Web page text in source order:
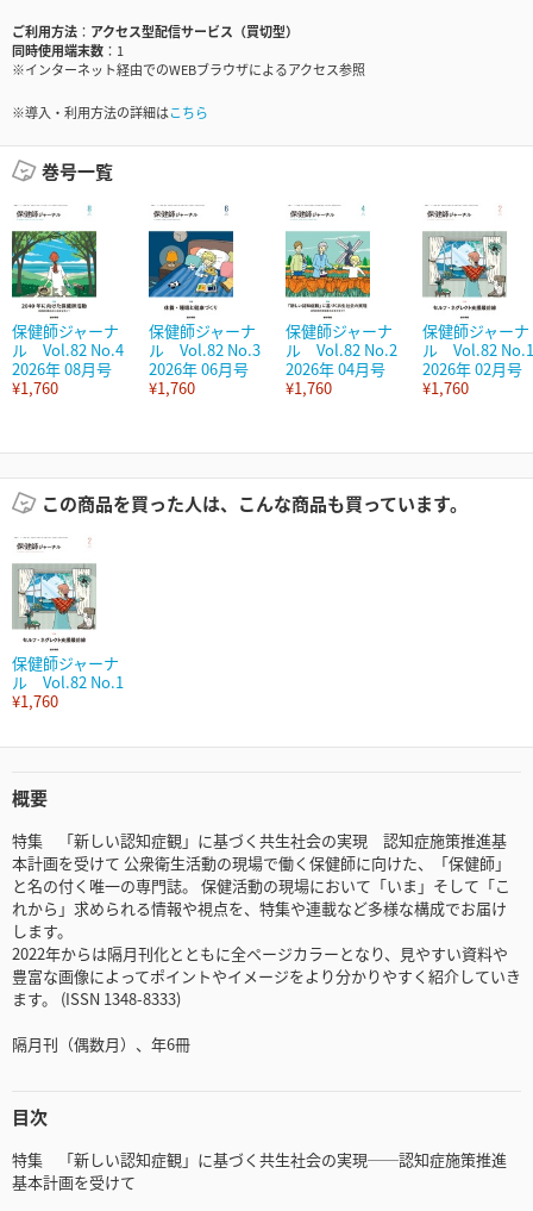
ご利用方法
アクセス型配信サービス（買切型）
同時使用端末数
1
※インターネット経由でのWEBブラウザによるアクセス参照
※導入・利用方法の詳細はこちら
巻号一覧
保健師ジャーナ
ル Vol.82 No.4
2026年 08月号
¥1,760
保健師ジャーナ
ル Vol.82 No.3
2026年 06月号
¥1,760
保健師ジャーナ
ル Vol.82 No.2
2026年 04月号
¥1,760
保健師ジャーナ
ル Vol.82 No.1
2026年 02月号
¥1,760
この商品を買った人は、こんな商品も買っています。
保健師ジャーナ
ル Vol.82 No.1
¥1,760
概要
特集 「新しい認知症観」に基づく共生社会の実現 認知症施策推進基
本計画を受けて 公衆衛生活動の現場で働く保健師に向けた、「保健師」
と名の付く唯一の専門誌。 保健活動の現場において「いま」そして「こ
れから」求められる情報や視点を、特集や連載など多様な構成でお届け
します。
2022年からは隔月刊化とともに全ページカラーとなり、見やすい資料や
豊富な画像によってポイントやイメージをより分かりやすく紹介していき
ます。 (ISSN 1348-8333)
隔月刊（偶数月）、年6冊
目次
特集 「新しい認知症観」に基づく共生社会の実現──認知症施策推進
基本計画を受けて